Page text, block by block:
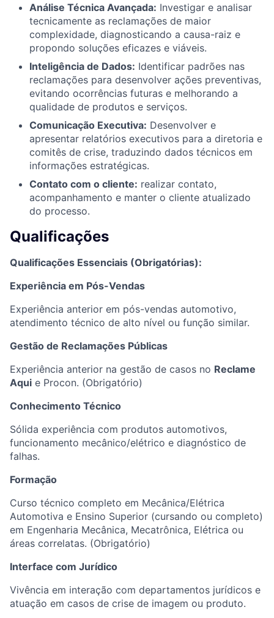
Análise Técnica Avançada: Investigar e analisar
tecnicamente as reclamações de maior
complexidade, diagnosticando a causa-raiz e
propondo soluções eficazes e viáveis.
Inteligência de Dados: Identificar padrões nas
reclamações para desenvolver ações preventivas,
evitando ocorrências futuras e melhorando a
qualidade de produtos e serviços.
Comunicação Executiva: Desenvolver e
apresentar relatórios executivos para a diretoria e
comitês de crise, traduzindo dados técnicos em
informações estratégicas.
Contato com o cliente: realizar contato,
acompanhamento e manter o cliente atualizado
do processo.
Qualificações
Qualificações Essenciais (Obrigatórias):
Experiência em Pós-Vendas
Experiência anterior em pós-vendas automotivo,
atendimento técnico de alto nível ou função similar.
Gestão de Reclamações Públicas
Experiência anterior na gestão de casos no Reclame
Aqui e Procon. (Obrigatório)
Conhecimento Técnico
Sólida experiência com produtos automotivos,
funcionamento mecânico/elétrico e diagnóstico de
falhas.
Formação
Curso técnico completo em Mecânica/Elétrica
Automotiva e Ensino Superior (cursando ou completo)
em Engenharia Mecânica, Mecatrônica, Elétrica ou
áreas correlatas. (Obrigatório)
Interface com Jurídico
Vivência em interação com departamentos jurídicos e
atuação em casos de crise de imagem ou produto.